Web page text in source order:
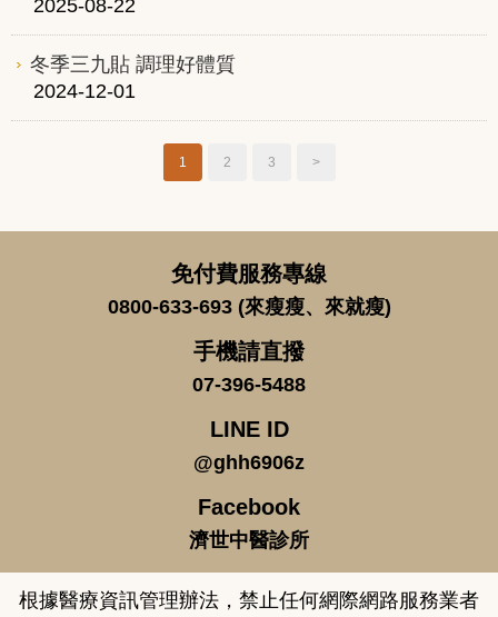
2025-08-22
冬季三九貼 調理好體質
2024-12-01
1 2 3 >
免付費服務專線
0800-633-693 (來瘦瘦、來就瘦)
手機請直撥
07-396-5488
LINE ID
@ghh6906z
Facebook
濟世中醫診所
根據醫療資訊管理辦法，禁止任何網際網路服務業者